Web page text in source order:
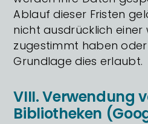
Ablauf dieser Fristen
nicht ausdrücklich einer
zugestimmt haben
Grundlage dies erlaubt.
VIII. Verwendung
Bibliotheken